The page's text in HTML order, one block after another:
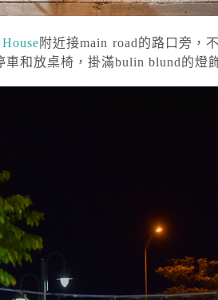
附近接main road的路口旁，
和放桌椅，掛滿bulin blund的燈